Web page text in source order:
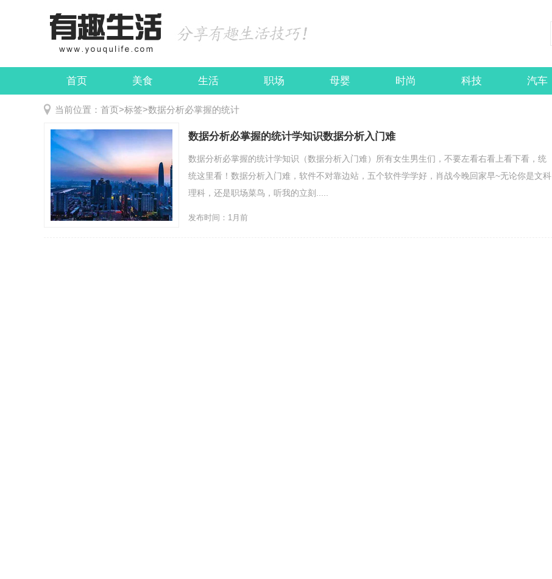
首页 美食 生活 职场 母婴 时尚 科技 汽车
娱乐 民俗
当前位置： 首页>标签>数据分析必掌握的统计
数据分析必掌握的统计学知识数据分析入门难
数据分析必掌握的统计学知识（数据分析入门难）所有女生男生们，不要左看右看上看下看，统
统这里看！数据分析入门难，软件不对靠边站，五个软件学学好，肖战今晚回家早~无论你是文科
理科，还是职场菜鸟，听我的立刻.....
发布时间：1月前